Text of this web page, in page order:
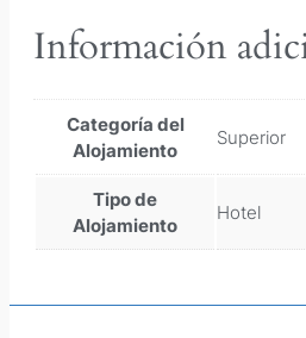
Información
Categoría del
Alojamiento
Superior
Tipo de
Alojamiento
Hotel